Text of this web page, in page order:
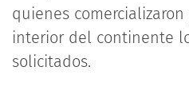
quienes
interior del continente
solicitados.